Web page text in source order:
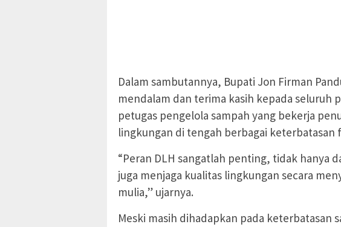
Dalam sambutannya, Bupati Jon Firman
mendalam dan terima kasih kepada seluruh
petugas pengelola sampah yang bekerja
lingkungan di tengah berbagai keterbatasan
“Peran DLH sangatlah penting, tidak hanya
juga menjaga kualitas lingkungan secara
mulia,” ujarnya.
Meski masih dihadapkan pada keterbatasan